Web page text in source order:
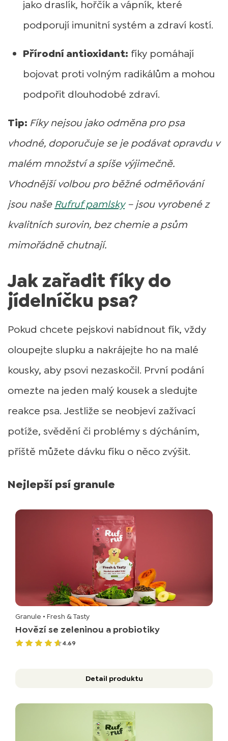
jako draslík, hořčík a vápník, které
podporují imunitní systém a zdraví kostí.
Přírodní antioxidant: fíky pomáhají
bojovat proti volným radikálům a mohou
podpořit dlouhodobé zdraví.
Tip: Fíky nejsou jako odměna pro psa
vhodné, doporučuje se je podávat opravdu v
malém množství a spíše výjimečně.
Vhodnější volbou pro běžné odměňování
jsou naše Rufruf pamlsky– jsou vyrobené z
kvalitních surovin, bez chemie a psům
mimořádně chutnají.
Jak zařadit fíky do
jídelníčku psa?
Pokud chcete pejskovi nabídnout fík, vždy
oloupejte slupku a nakrájejte ho na malé
kousky, aby psovi nezaskočil. První podání
omezte na jeden malý kousek a sledujte
reakce psa. Jestliže se neobjeví zažívací
potíže, svědění či problémy s dýcháním,
příště můžete dávku fíku o něco zvýšit.
Nejlepší psí granule
Granule • Fresh & Tasty
Hovězí se zeleninou a probiotiky
4.69
Detail produktu